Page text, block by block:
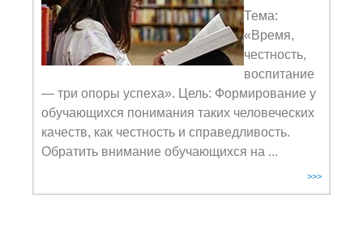
Тема:
«Время,
честность,
воспитание
— три опоры успеха». Цель: Формирование у
обучающихся понимания таких человеческих
качеств, как честность и справедливость.
Обратить внимание обучающихся на ...
>>>